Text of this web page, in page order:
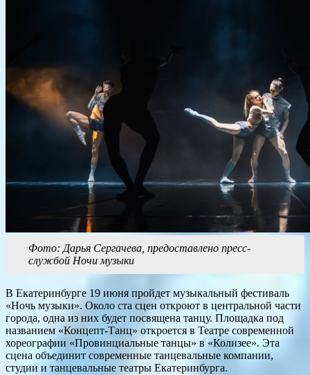
Фото: Дарья Сергачева, предоставлено пресс-
службой Ночи музыки
В Екатеринбурге 19 июня пройдет музыкальный фестиваль
«Ночь музыки». Около ста сцен откроют в центральной части
города, одна из них будет посвящена танцу. Площадка под
названием «Концепт-Танц» откроется в Театре современной
хореографии «Провинциальные танцы» в «Колизее». Эта
сцена объединит современные танцевальные компании,
студии и танцевальные театры Екатеринбурга.